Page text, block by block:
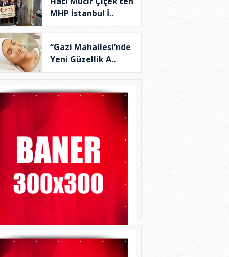
MHP İstanbul İ..
“Gazi Mahallesi’nde
Yeni Güzellik A..